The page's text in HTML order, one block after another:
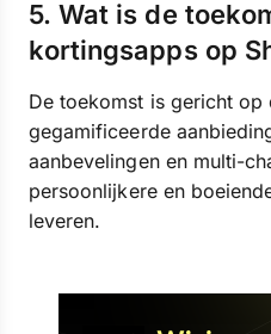
5. Wat is de
kortingsapps op
De toekomst is gericht op
gegamificeerde
aanbevelingen en multi-
persoonlijkere en
leveren.